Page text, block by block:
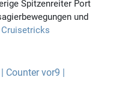
Spitzenreiter Port
und
Cruisetricks
vor9 |